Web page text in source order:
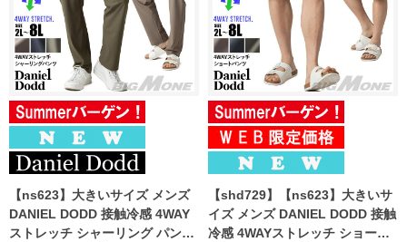
【ns623】大きいサイズ メンズ
DANIEL DODD 接触冷感 4WAY
ストレッチ シャーリング パンツ
【shd729】【ns623】大きいサ
イズ メンズ DANIEL DODD 接触
冷感 4WAYストレッチ ショーツ